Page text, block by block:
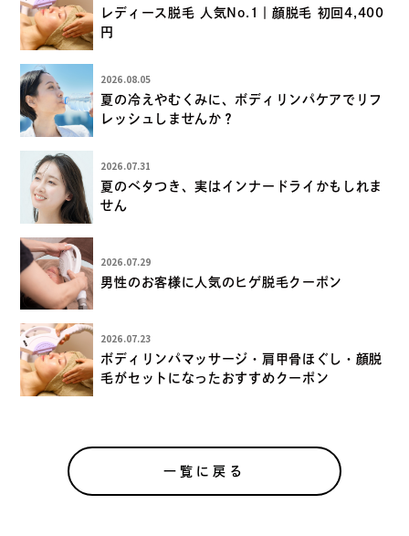
レディース脱毛 人気No.1｜顔脱毛 初回4,400
円
2026.08.05
夏の冷えやむくみに、ボディリンパケアでリフ
レッシュしませんか？
2026.07.31
夏のベタつき、実はインナードライかもしれま
せん
2026.07.29
男性のお客様に人気のヒゲ脱毛クーポン
2026.07.23
ボディリンパマッサージ・肩甲骨ほぐし・顔脱
毛がセットになったおすすめクーポン
一覧に戻る